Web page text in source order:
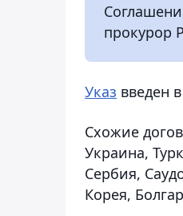
прокурор
Указ введен
Схожие
Украина,
Сербия,
Корея,